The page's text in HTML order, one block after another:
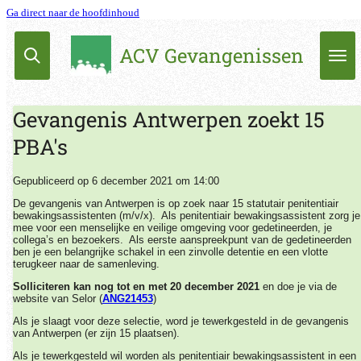
Ga direct naar de hoofdinhoud
ACV Gevangenissen
Gevangenis Antwerpen zoekt 15
PBA's
Gepubliceerd op 6 december 2021 om 14:00
De gevangenis van Antwerpen is op zoek naar 15 statutair penitentiair
bewakingsassistenten (m/v/x). Als penitentiair bewakingsassistent zorg je
mee voor een menselijke en veilige omgeving voor gedetineerden, je
collega’s en bezoekers. Als eerste aanspreekpunt van de gedetineerden
ben je een belangrijke schakel in een zinvolle detentie en een vlotte
terugkeer naar de samenleving.
Solliciteren kan nog tot en met 20 december 2021en doe je via de
website van Selor (ANG21453)
Als je slaagt voor deze selectie, word je tewerkgesteld in de gevangenis
van Antwerpen (er zijn 15 plaatsen).
Als je tewerkgesteld wil worden als penitentiair bewakingsassistent in een